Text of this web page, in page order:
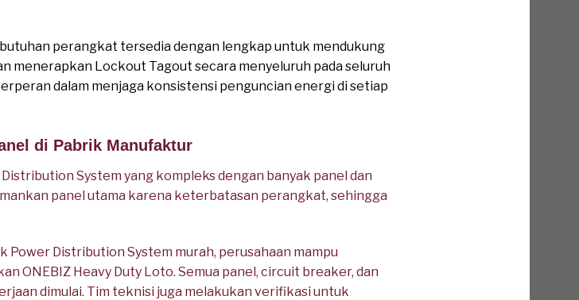
perangkat tersedia dengan lengkap untuk mendukung
menerapkan Lockout Tagout secara menyeluruh pada seluruh
dalam menjaga konsistensi penguncian energi di setiap
di Pabrik Manufaktur
System yang kompleks dengan banyak panel dan
panel utama karena keterbatasan perangkat, sehingga
Distribution System murah, perusahaan mampu
ONEBIZ Heavy Duty Loto. Semua panel, circuit breaker, dan
dimulai. Tim teknisi juga melakukan verifikasi untuk